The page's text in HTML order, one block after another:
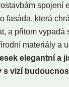
spojení
fasáda, která
a přitom vypadá
materiály a
elegantní a
s vizí